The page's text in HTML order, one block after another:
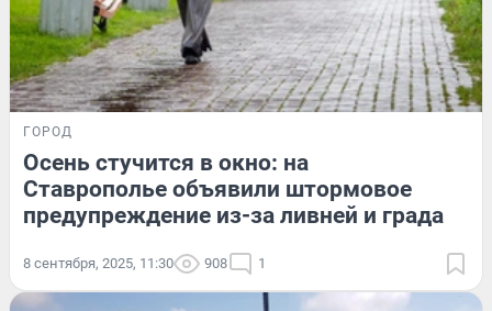
ГОРОД
Осень стучится в окно: на
Ставрополье объявили штормовое
предупреждение из-за ливней и града
8 сентября, 2025, 11:30 908 1